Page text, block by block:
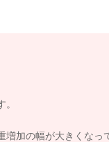
加の幅が大きくなっ